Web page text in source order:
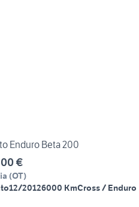
Enduro Beta 200
€
(OT)
12/20126000 KmCross / Enduro